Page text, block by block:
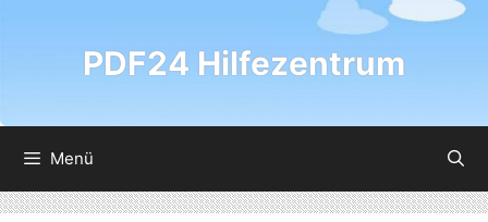
PDF24 Hilfezentrum
Menü